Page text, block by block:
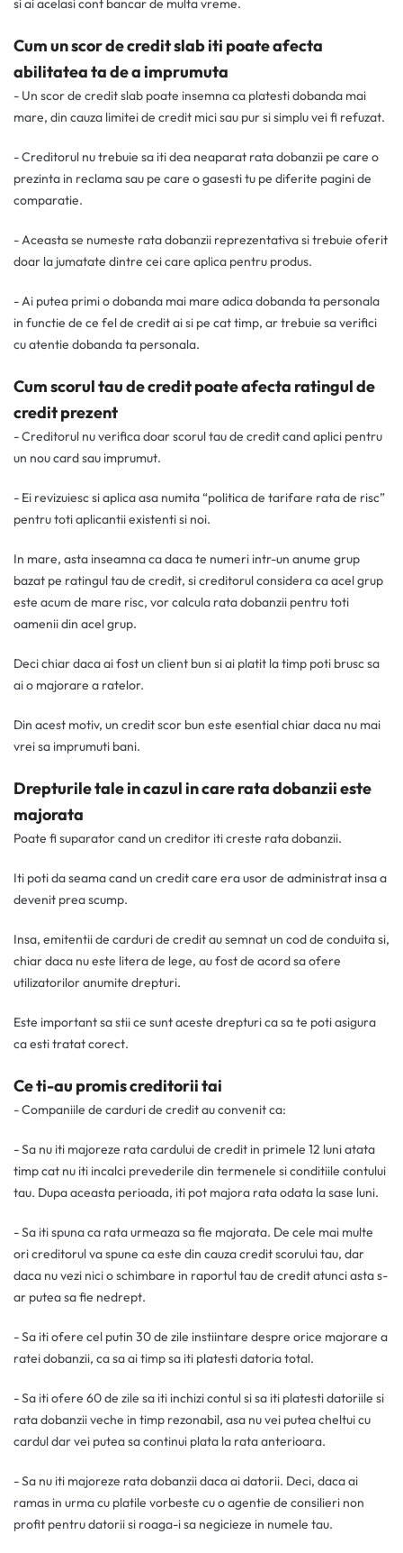
si ai acelasi cont bancar de multa vreme.
Cum un scor de credit slab iti poate afecta
abilitatea ta de a imprumuta
- Un scor de credit slab poate insemna ca platesti dobanda mai
mare, din cauza limitei de credit mici sau pur si simplu vei fi refuzat.
- Creditorul nu trebuie sa iti dea neaparat rata dobanzii pe care o
prezinta in reclama sau pe care o gasesti tu pe diferite pagini de
comparatie.
- Aceasta se numeste rata dobanzii reprezentativa si trebuie oferit
doar la jumatate dintre cei care aplica pentru produs.
- Ai putea primi o dobanda mai mare adica dobanda ta personala
in functie de ce fel de credit ai si pe cat timp, ar trebuie sa verifici
cu atentie dobanda ta personala.
Cum scorul tau de credit poate afecta ratingul de
credit prezent
- Creditorul nu verifica doar scorul tau de credit cand aplici pentru
un nou card sau imprumut.
- Ei revizuiesc si aplica asa numita “politica de tarifare rata de risc”
pentru toti aplicantii existenti si noi.
In mare, asta inseamna ca daca te numeri intr-un anume grup
bazat pe ratingul tau de credit, si creditorul considera ca acel grup
este acum de mare risc, vor calcula rata dobanzii pentru toti
oamenii din acel grup.
Deci chiar daca ai fost un client bun si ai platit la timp poti brusc sa
ai o majorare a ratelor.
Din acest motiv, un credit scor bun este esential chiar daca nu mai
vrei sa imprumuti bani.
Drepturile tale in cazul in care rata dobanzii este
majorata
Poate fi suparator cand un creditor iti creste rata dobanzii.
Iti poti da seama cand un credit care era usor de administrat insa a
devenit prea scump.
Insa, emitentii de carduri de credit au semnat un cod de conduita si,
chiar daca nu este litera de lege, au fost de acord sa ofere
utilizatorilor anumite drepturi.
Este important sa stii ce sunt aceste drepturi ca sa te poti asigura
ca esti tratat corect.
Ce ti-au promis creditorii tai
- Companiile de carduri de credit au convenit ca:
- Sa nu iti majoreze rata cardului de credit in primele 12 luni atata
timp cat nu iti incalci prevederile din termenele si conditiile contului
tau. Dupa aceasta perioada, iti pot majora rata odata la sase luni.
- Sa iti spuna ca rata urmeaza sa fie majorata. De cele mai multe
ori creditorul va spune ca este din cauza credit scorului tau, dar
daca nu vezi nici o schimbare in raportul tau de credit atunci asta s-
ar putea sa fie nedrept.
- Sa iti ofere cel putin 30 de zile instiintare despre orice majorare a
ratei dobanzii, ca sa ai timp sa iti platesti datoria total.
- Sa iti ofere 60 de zile sa iti inchizi contul si sa iti platesti datoriile si
rata dobanzii veche in timp rezonabil, asa nu vei putea cheltui cu
cardul dar vei putea sa continui plata la rata anterioara.
- Sa nu iti majoreze rata dobanzii daca ai datorii. Deci, daca ai
ramas in urma cu platile vorbeste cu o agentie de consilieri non
profit pentru datorii si roaga-i sa negicieze in numele tau.